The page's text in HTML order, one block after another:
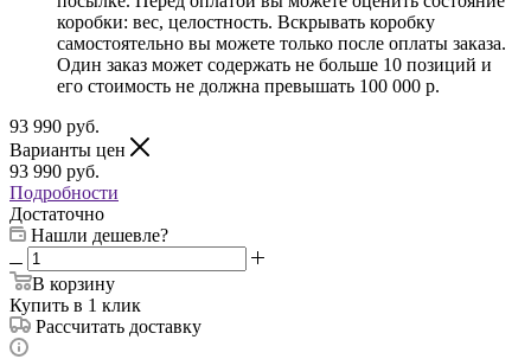
коробки: вес, целостность. Вскрывать коробку
самостоятельно вы можете только после оплаты заказа.
Один заказ может содержать не больше 10 позиций и
его стоимость не должна превышать 100 000 р.
93 990 руб.
Варианты цен
93 990 руб.
Подробности
Достаточно
Нашли дешевле?
В корзину
Купить в 1 клик
Рассчитать доставку